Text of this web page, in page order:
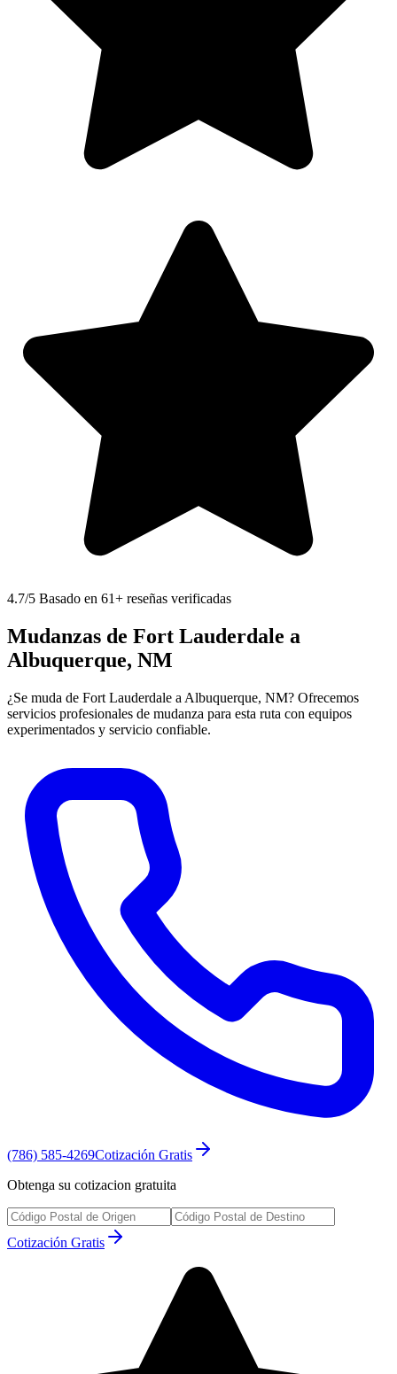
4.7/5 Basado en 61+ reseñas verificadas
Mudanzas de Fort Lauderdale a
Albuquerque, NM
¿Se muda de Fort Lauderdale a Albuquerque, NM? Ofrecemos
servicios profesionales de mudanza para esta ruta con equipos
experimentados y servicio confiable.
(786) 585-4269Cotización Gratis
Obtenga su cotizacion gratuita
Cotización Gratis